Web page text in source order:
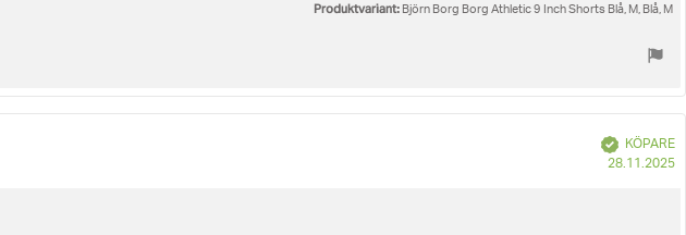
Produktvariant: Björn Borg Borg Athletic 9 Inch Shorts Blå, M, Blå, M
Bekräftad
KÖPARE
28.11.2025